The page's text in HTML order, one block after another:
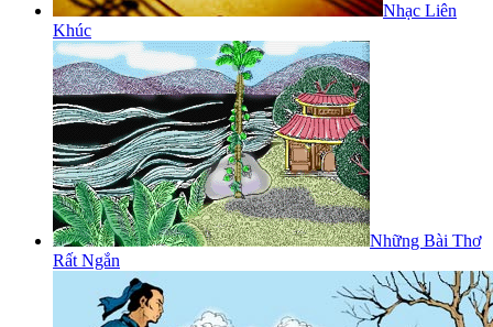
Nhạc Liên
Khúc
Những Bài Thơ
Rất Ngắn